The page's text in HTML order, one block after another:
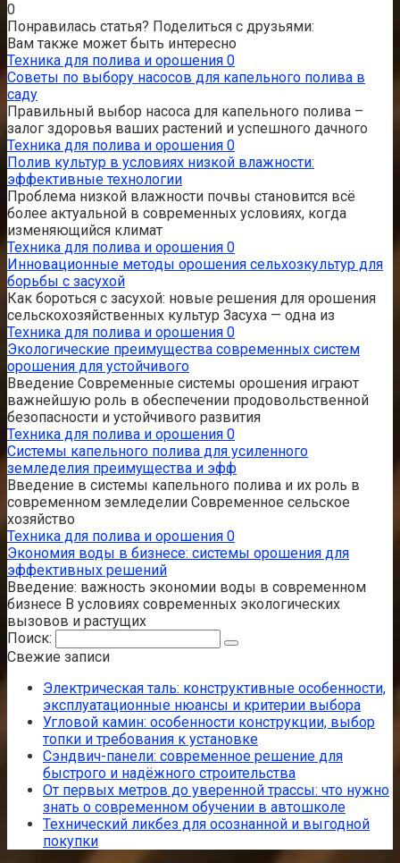
0
Понравилась статья? Поделиться с друзьями:
Вам также может быть интересно
Техника для полива и орошения 0
Советы по выбору насосов для капельного полива в
саду
Правильный выбор насоса для капельного полива –
залог здоровья ваших растений и успешного дачного
Техника для полива и орошения 0
Полив культур в условиях низкой влажности:
эффективные технологии
Проблема низкой влажности почвы становится всё
более актуальной в современных условиях, когда
изменяющийся климат
Техника для полива и орошения 0
Инновационные методы орошения сельхозкультур для
борьбы с засухой
Как бороться с засухой: новые решения для орошения
сельскохозяйственных культур Засуха — одна из
Техника для полива и орошения 0
Экологические преимущества современных систем
орошения для устойчивого
Введение Современные системы орошения играют
важнейшую роль в обеспечении продовольственной
безопасности и устойчивого развития
Техника для полива и орошения 0
Системы капельного полива для усиленного
земледелия преимущества и эфф
Введение в системы капельного полива и их роль в
современном земледелии Современное сельское
хозяйство
Техника для полива и орошения 0
Экономия воды в бизнесе: системы орошения для
эффективных решений
Введение: важность экономии воды в современном
бизнесе В условиях современных экологических
вызовов и растущих
Поиск:
Свежие записи
Электрическая таль: конструктивные особенности,
эксплуатационные нюансы и критерии выбора
Угловой камин: особенности конструкции, выбор
топки и требования к установке
Сэндвич-панели: современное решение для
быстрого и надёжного строительства
От первых метров до уверенной трассы: что нужно
знать о современном обучении в автошколе
Технический ликбез для осознанной и выгодной
покупки